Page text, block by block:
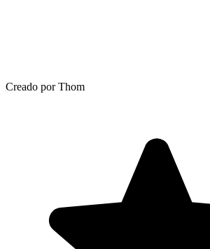
Creado por Thom